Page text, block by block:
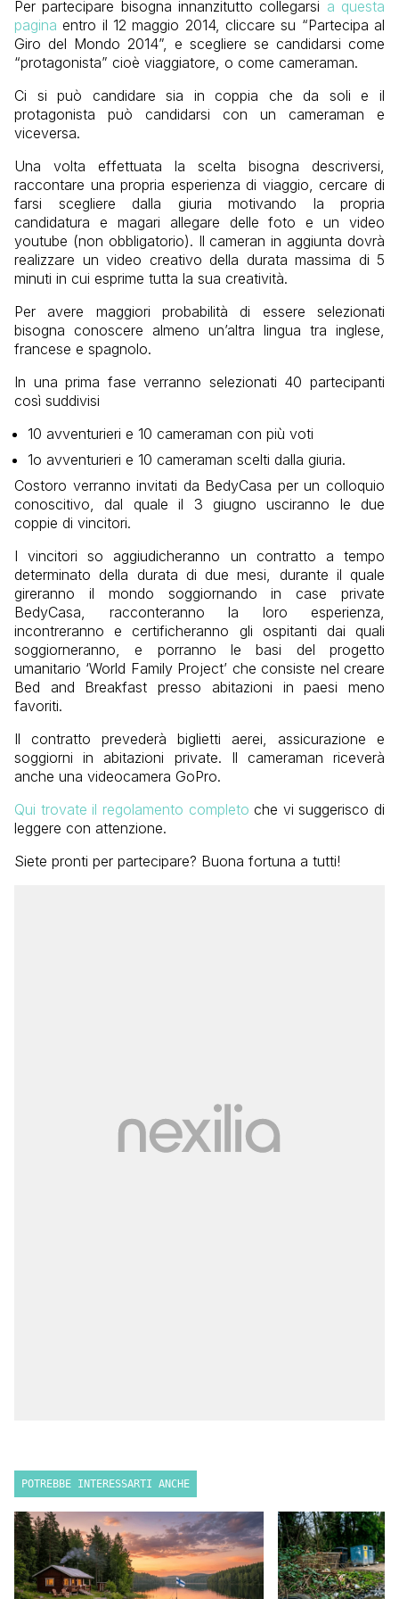
Per partecipare bisogna innanzitutto collegarsi a questa
pagina entro il 12 maggio 2014, cliccare su “Partecipa al
Giro del Mondo 2014”, e scegliere se candidarsi come
“protagonista” cioè viaggiatore, o come cameraman.
Ci si può candidare sia in coppia che da soli e il
protagonista può candidarsi con un cameraman e
viceversa.
Una volta effettuata la scelta bisogna descriversi,
raccontare una propria esperienza di viaggio, cercare di
farsi scegliere dalla giuria motivando la propria
candidatura e magari allegare delle foto e un video
youtube (non obbligatorio). Il cameran in aggiunta dovrà
realizzare un video creativo della durata massima di 5
minuti in cui esprime tutta la sua creatività.
Per avere maggiori probabilità di essere selezionati
bisogna conoscere almeno un’altra lingua tra inglese,
francese e spagnolo.
In una prima fase verranno selezionati 40 partecipanti
così suddivisi
10 avventurieri e 10 cameraman con più voti
1o avventurieri e 10 cameraman scelti dalla giuria.
Costoro verranno invitati da BedyCasa per un colloquio
conoscitivo, dal quale il 3 giugno usciranno le due
coppie di vincitori.
I vincitori so aggiudicheranno un contratto a tempo
determinato della durata di due mesi, durante il quale
gireranno il mondo soggiornando in case private
BedyCasa, racconteranno la loro esperienza,
incontreranno e certificheranno gli ospitanti dai quali
soggiorneranno, e porranno le basi del progetto
umanitario ‘World Family Project’ che consiste nel creare
Bed and Breakfast presso abitazioni in paesi meno
favoriti.
Il contratto prevederà biglietti aerei, assicurazione e
soggiorni in abitazioni private. Il cameraman riceverà
anche una videocamera GoPro.
Qui trovate il regolamento completo che vi suggerisco di
leggere con attenzione.
Siete pronti per partecipare? Buona fortuna a tutti!
POTREBBE INTERESSARTI ANCHE